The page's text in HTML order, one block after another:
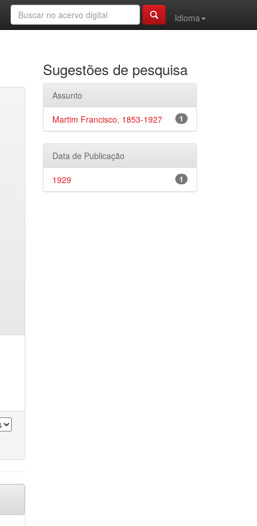
Idioma
Sugestões de pesquisa
Assunto
1
Martim Francisco, 1853-1927
Data de Publicação
1
1929